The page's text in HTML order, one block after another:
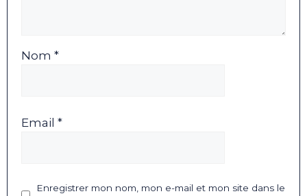
Nom *
Email *
Enregistrer mon nom, mon e-mail et mon site dans le